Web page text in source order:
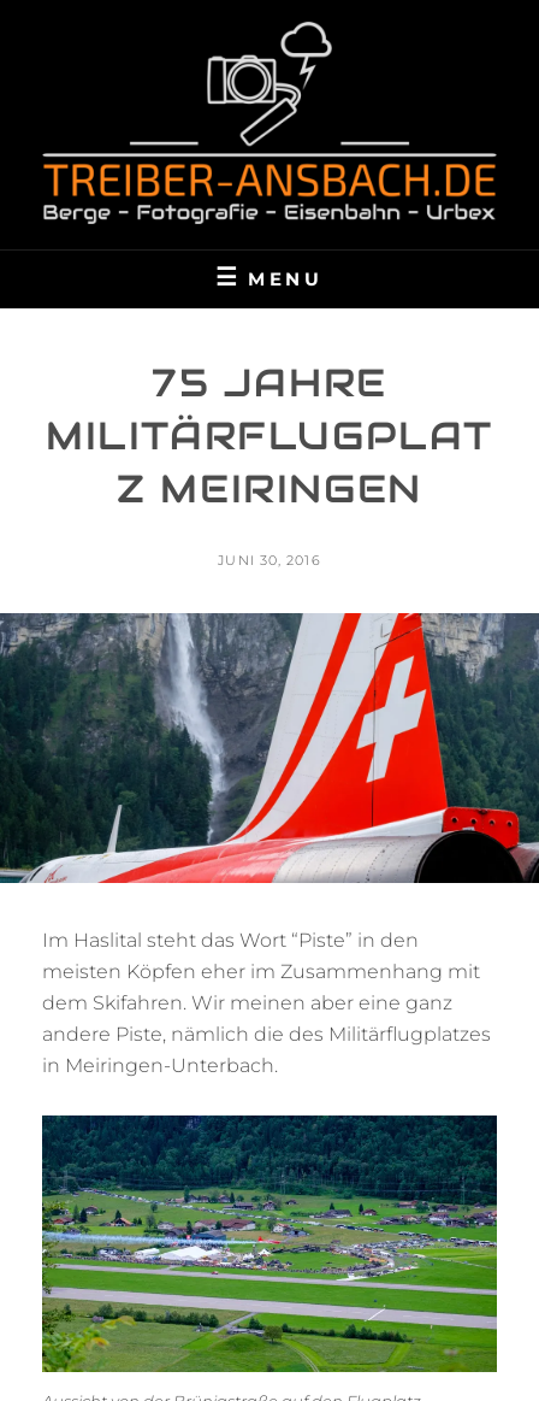
TREIBER-ANSBACH.DE
MENU
75 JAHRE
MILITÄRFLUGPLAT
Z MEIRINGEN
POSTED
JUNI 30, 2016
O
M
A
S
R
E
E
R
Im Haslital steht das Wort “Piste” in den
meisten Köpfen eher im Zusammenhang mit
dem Skifahren. Wir meinen aber eine ganz
andere Piste, nämlich die des Militärflugplatzes
in Meiringen-Unterbach.